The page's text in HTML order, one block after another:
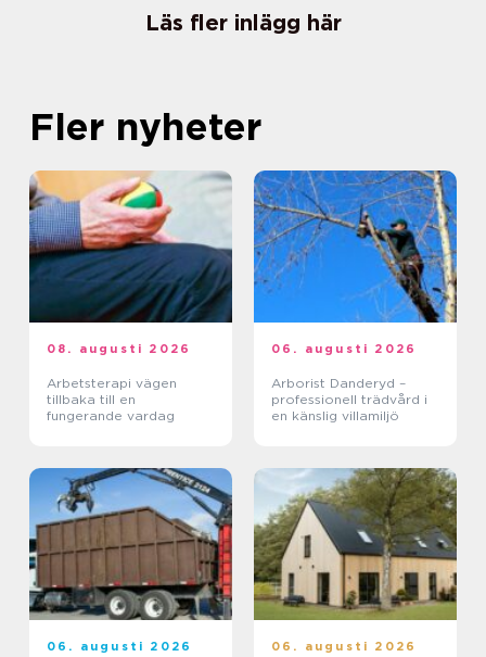
Läs fler inlägg här
Fler nyheter
08. augusti 2026
Arbetsterapi vägen
tillbaka till en
fungerande vardag
06. augusti 2026
Arborist Danderyd –
professionell trädvård i
en känslig villamiljö
06. augusti 2026 06. augusti 2026